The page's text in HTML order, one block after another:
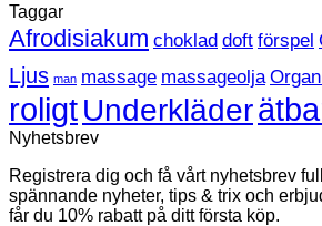
Heta
sextips!
Taggar
Afrodisiakum choklad doft förspel
Ljus man massage massageolja
roligtUnderkläder
Nyhetsbrev
Registrera dig och få vårt nyhetsbrev
spännande nyheter, tips & trix och
får du 10% rabatt på ditt första köp.